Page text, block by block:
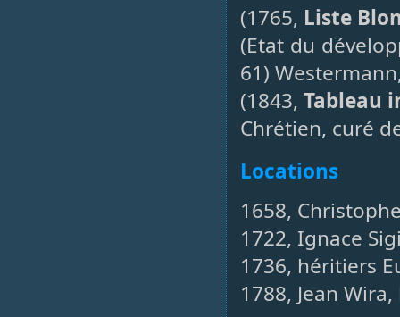
(1765, Liste
(Etat du
61)
(1843, Tableau
Chrétien, curé
Locations
1658,
1722, Ignace
1736, héritiers
1788, Jean